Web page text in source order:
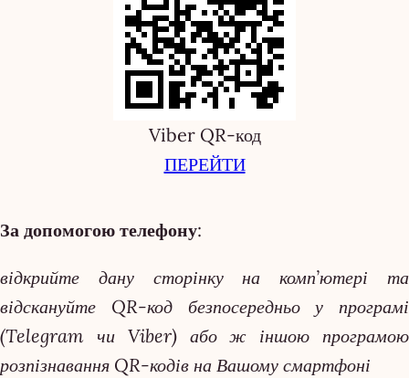
Viber QR-код
ПЕРЕЙТИ
За допомогою телефону:
відкрийте дану сторінку на комп’ютері та
відскануйте QR-код безпосередньо у програмі
(Telegram чи Viber) або ж іншою програмою
розпізнавання QR-кодів на Вашому смартфоні